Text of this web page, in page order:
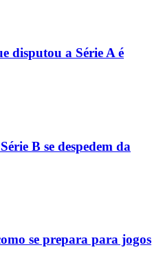
disputou a Série A é
B se despedem da
se prepara para jogos